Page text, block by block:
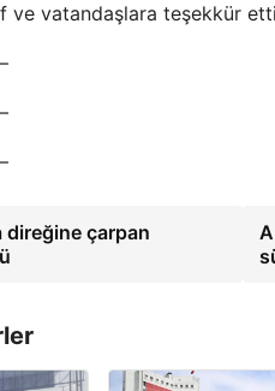
ve vatandaşlara teşekkür
direğine çarpan